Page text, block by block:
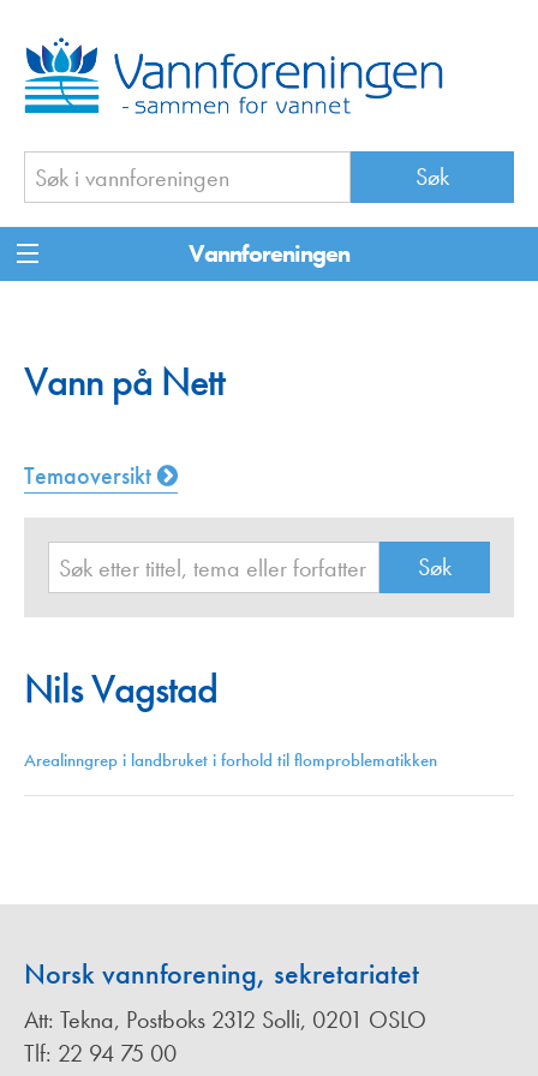
Vannforeningen
Vann på Nett
Temaoversikt
Nils Vagstad
Arealinngrep i landbruket i forhold til flomproblematikken
Norsk vannforening, sekretariatet
Att: Tekna, Postboks 2312 Solli, 0201 OSLO
Tlf: 22 94 75 00